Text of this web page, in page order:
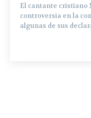
El cantante cristiano
controversia en la
algunas de sus